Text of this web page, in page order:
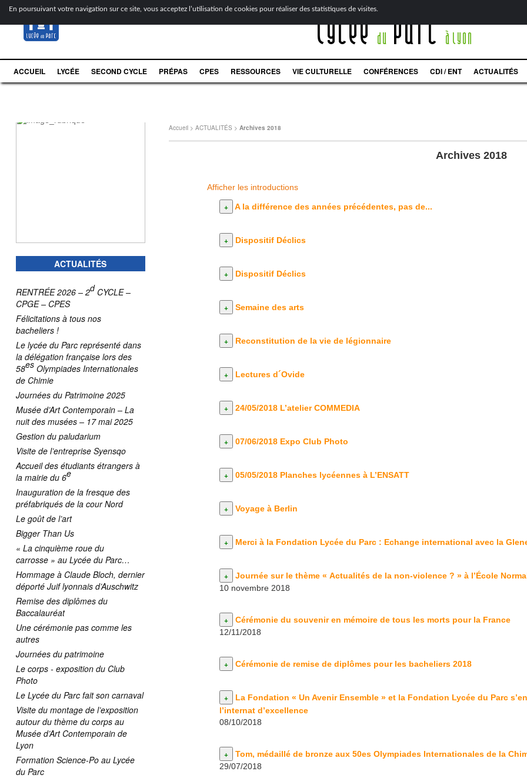
En poursuivant votre navigation sur ce site, vous acceptez l’utilisation de cookies pour réaliser des statistiques de visites.
LycéeduParcà Lyon
ACCUEIL LYCÉE SECOND CYCLE PRÉPAS CPES RESSOURCES VIE CULTURELLE CONFÉRENCES CDI / ENT ACTUALITÉS
Accueil> ACTUALITÉS > Archives 2018
Archives 2018
Afficher les introductions
A la différence des années précédentes, pas de...
Dispositif Déclics
Dispositif Déclics
Semaine des arts
Reconstitution de la vie de légionnaire
Lectures d´Ovide
24/05/2018 L’atelier COMMEDIA
07/06/2018 Expo Club Photo
05/05/2018 Planches lycéennes à L’ENSATT
Voyage à Berlin
Merci à la Fondation Lycée du Parc : Echange international avec la
Journée sur le thème « Actualités de la non-violence ? » à l’École
10 novembre 2018
Cérémonie du souvenir en mémoire de tous les morts pour la France
12/11/2018
Cérémonie de remise de diplômes pour les bacheliers 2018
La Fondation « Un Avenir Ensemble » et la Fondation Lycée du Parc
l’internat d’excellence
08/10/2018
Tom, médaillé de bronze aux 50es Olympiades Internationales de la
29/07/2018
ACTUALITÉS
RENTRÉE 2026 – 2dCYCLE –
CPGE – CPES
Félicitations à tous nos
bacheliers !
Le lycée du Parc représenté dans
la délégation française lors des
58esOlympiades Internationales
de Chimie
Journées du Patrimoine 2025
Musée d’Art Contemporain – La
nuit des musées – 17 mai 2025
Gestion du paludarium
Visite de l’entreprise Syensqo
Accueil des étudiants étrangers à
la mairie du 6e
Inauguration de la fresque des
préfabriqués de la cour Nord
Le goût de l’art
Bigger Than Us
« La cinquième roue du
carrosse » au Lycée du Parc…
Hommage à Claude Bloch, dernier
déporté Juif lyonnais d’Auschwitz
Remise des diplômes du
Baccalauréat
Une cérémonie pas comme les
autres
Journées du patrimoine
Le corps - exposition du Club
Photo
Le Lycée du Parc fait son carnaval
Visite du montage de l’exposition
autour du thème du corps au
Musée d’Art Contemporain de
Lyon
Formation Science-Po au Lycée
du Parc